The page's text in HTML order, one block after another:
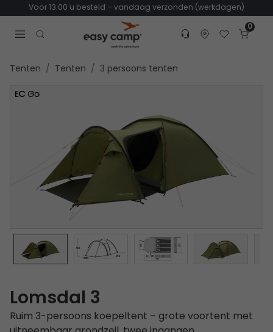
Voor 13.00 u besteld – vandaag verzonden (werkdagen)
Open search modal
Customer service
Find dealer
Favorites
Cart
0
Tenten Tenten 3 persoons tenten
Lomsdal 3
Ruim 3-persoons koepeltent – grote voortent met